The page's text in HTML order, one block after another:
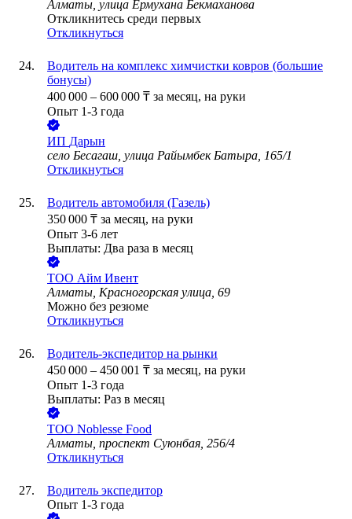
Алматы, улица Ермухана Бекмаханова
Откликнитесь среди первых
Откликнуться
Водитель на комплекс химчистки ковров (большие
бонусы)
400 000 – 600 000 ₸ за месяц, на руки
Опыт 1-3 года
ИП Дарын
село Бесагаш, улица Райымбек Батыра, 165/1
Откликнуться
Водитель автомобиля (Газель)
350 000 ₸ за месяц, на руки
Опыт 3-6 лет
Выплаты: Два раза в месяц
ТОО Айм Ивент
Алматы, Красногорская улица, 69
Можно без резюме
Откликнуться
Водитель-экспедитор на рынки
450 000 – 450 001 ₸ за месяц, на руки
Опыт 1-3 года
Выплаты: Раз в месяц
ТОО Noblesse Food
Алматы, проспект Суюнбая, 256/4
Откликнуться
Водитель экспедитор
Опыт 1-3 года